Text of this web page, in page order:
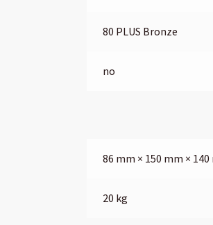
80 PLUS Bronze
no
86 mm × 150 mm ×
20 kg